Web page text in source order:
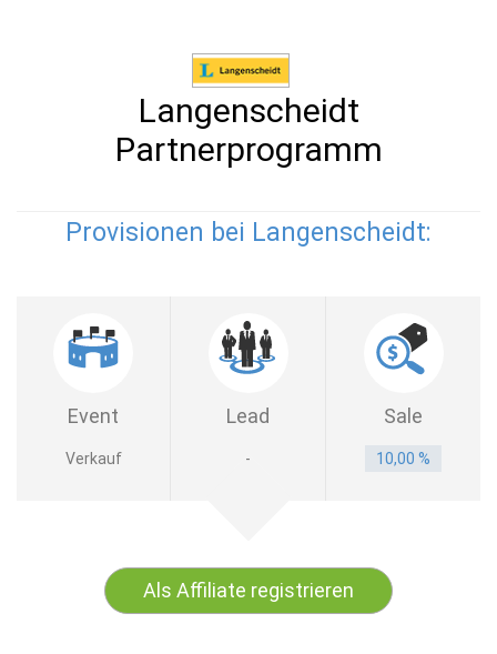
Langenscheidt
Partnerprogramm
Provisionen bei Langenscheidt:
Event Lead Sale
Verkauf - 10,00 %
Als Affiliate registrieren